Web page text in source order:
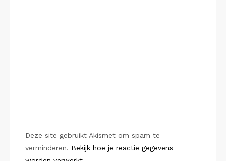
Deze site gebruikt Akismet om spam te
verminderen. Bekijk hoe je reactie gegevens